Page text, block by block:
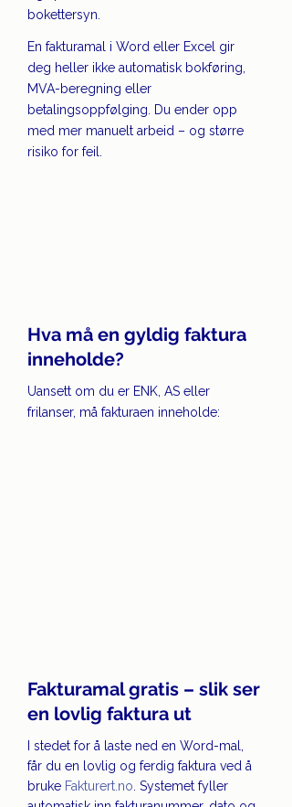
bokettersyn.
En fakturamal i Word eller Excel gir
deg heller ikke automatisk bokføring,
MVA-beregning eller
betalingsoppfølging. Du ender opp
med mer manuelt arbeid – og større
risiko for feil.
Hva må en gyldig faktura
inneholde?
Uansett om du er ENK, AS eller
frilanser, må fakturaen inneholde:
Fakturamal gratis – slik ser
en lovlig faktura ut
I stedet for å laste ned en Word-mal,
får du en lovlig og ferdig faktura ved å
bruke Fakturert.no. Systemet fyller